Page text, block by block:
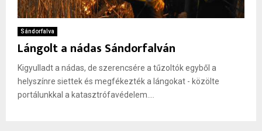
Sándorfalva
Lángolt a nádas Sándorfalván
Kigyulladt a nádas, de szerencsére a tűzoltók egyből a
helyszínre siettek és megfékezték a lángokat - közölte
portálunkkal a katasztrófavédelem....